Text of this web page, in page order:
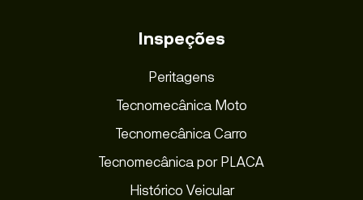
Inspeções
Peritagens
Tecnomecânica Moto
Tecnomecânica Carro
Tecnomecânica por PLACA
Histórico Veicular